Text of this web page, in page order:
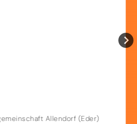
Allendorf (Eder)